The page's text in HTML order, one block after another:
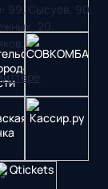
99. Сысуев, 90.
20.